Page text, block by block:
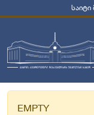
საიტი
EMPTY